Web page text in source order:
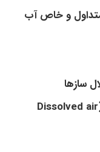
و خاص آب
سازها
فرآیند شناورسازی با هوای محلول (Dissolved air